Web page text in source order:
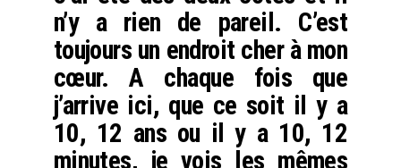
n’y a rien de pareil. C’est
toujours un endroit cher à mon
cœur. A chaque fois que
j’arrive ici, que ce soit il y a
10, 12 ans ou il y a 10, 12
minutes, je vois les mêmes